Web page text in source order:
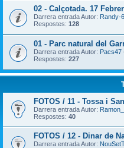
02 - Calçotada. 17
Darrera entrada Autor: Randy-
Respostes: 128
01 - Parc natural del
Darrera entrada Autor: Pacs47
Respostes: 227
FOTOS / 11 - Tossa i
Darrera entrada Autor:
Respostes: 40
FOTOS / 12 - Dinar de
Darrera entrada Autor: